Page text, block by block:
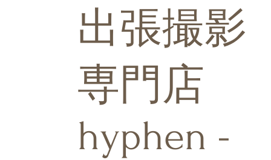
出張撮影
専門店
hyphen -